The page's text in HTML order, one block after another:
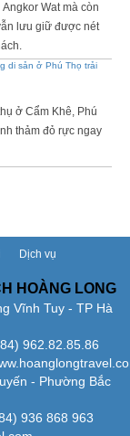
Wat mà còn
lưu giữ được nét
di sản ở Phú Thọ trải
ở Cẩm Khê, Phú
thảm đỏ rực ngay
Dịch vụ
HOÀNG LONG
Vĩnh Tuy - TP Hà
962.82.85.86
- Phường Bắc
936 868 963